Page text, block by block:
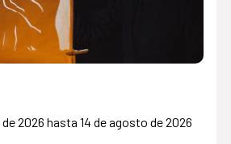
2026 hasta 14 de agosto de 2026